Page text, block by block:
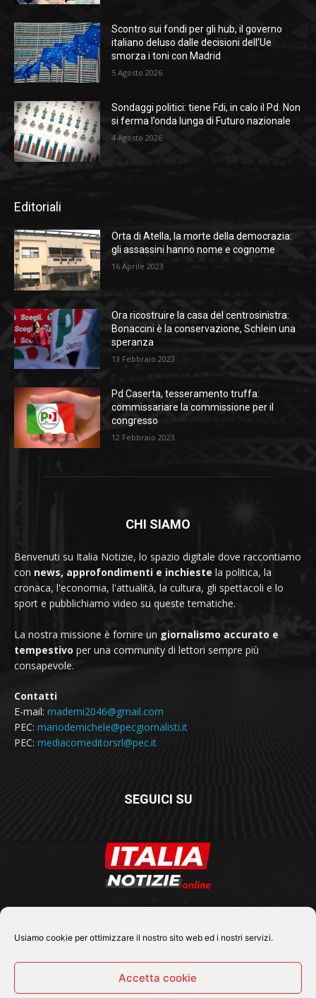
Usiamo cookie per ottimizzare il nostro sito web ed i nostri servizi.
Accetta cookie
Scontro sui fondi per gli hub, il governo
italiano deluso dalle decisioni dell’Ue
smorza i toni con Madrid
5 Agosto 2026
Sondaggi politici: tiene Fdi, in calo il Pd. Non
si ferma l’onda lunga di Futuro nazionale
4 Agosto 2026
Editoriali
Orta di Atella, la morte della democrazia:
gli assassini hanno nome e cognome
16 Aprile 2023
Ora ricostruire la casa del centrosinistra:
Bonaccini è la conservazione, Schlein una
speranza
13 Febbraio 2023
Pd Caserta, tesseramento truffa:
commissariare la commissione per il
congresso
12 Febbraio 2023
CHI SIAMO
Benvenuti su Italia Notizie, lo spazio digitale dove raccontiamo
con news, approfondimenti e inchieste la politica, la
cronaca, l'economia, l'attualità, la cultura, gli spettacoli e lo
sport e pubblichiamo video su queste tematiche.
La nostra missione è fornire un giornalismo accurato e
tempestivo per una community di lettori sempre più
consapevole.
Contatti
E-mail: mademi2046@gmail.com
PEC: mariodemichele@pecgiornalisti.it
PEC: mediacomeditorsrl@pec.it
SEGUICI SU